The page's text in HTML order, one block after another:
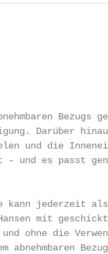
und die
- und es
kann jederzeit
mit
ohne die